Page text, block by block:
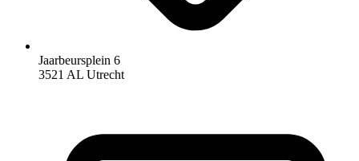
Jaarbeursplein 6
3521 AL Utrecht